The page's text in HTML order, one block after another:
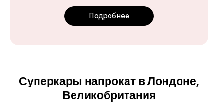
Подробнее
Суперкары напрокат в Лондоне,
Великобритания